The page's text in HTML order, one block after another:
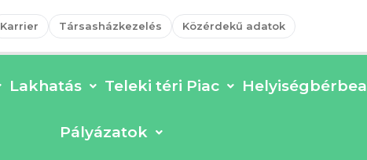
Karrier Társasházkezelés Közérdekű adatok
Lakhatás Teleki téri Piac
Pályázatok